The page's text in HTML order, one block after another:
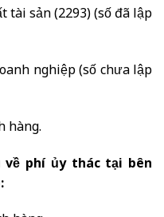
sản (2293) (số đã lập
nghiệp (số chưa lập
hàng.
về phí ủy thác tại bên